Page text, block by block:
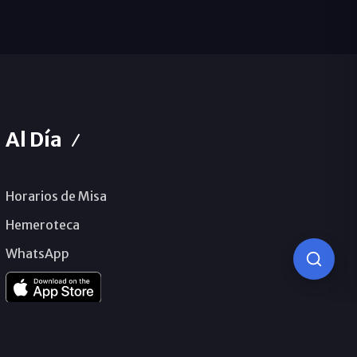
Al Día
Horarios de Misa
Hemeroteca
WhatsApp